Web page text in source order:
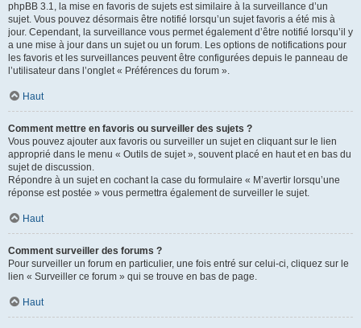
phpBB 3.1, la mise en favoris de sujets est similaire à la surveillance d’un
sujet. Vous pouvez désormais être notifié lorsqu’un sujet favoris a été mis à
jour. Cependant, la surveillance vous permet également d’être notifié lorsqu’il y
a une mise à jour dans un sujet ou un forum. Les options de notifications pour
les favoris et les surveillances peuvent être configurées depuis le panneau de
l’utilisateur dans l’onglet « Préférences du forum ».
Haut
Comment mettre en favoris ou surveiller des sujets ?
Vous pouvez ajouter aux favoris ou surveiller un sujet en cliquant sur le lien
approprié dans le menu « Outils de sujet », souvent placé en haut et en bas du
sujet de discussion.
Répondre à un sujet en cochant la case du formulaire « M’avertir lorsqu’une
réponse est postée » vous permettra également de surveiller le sujet.
Haut
Comment surveiller des forums ?
Pour surveiller un forum en particulier, une fois entré sur celui-ci, cliquez sur le
lien « Surveiller ce forum » qui se trouve en bas de page.
Haut